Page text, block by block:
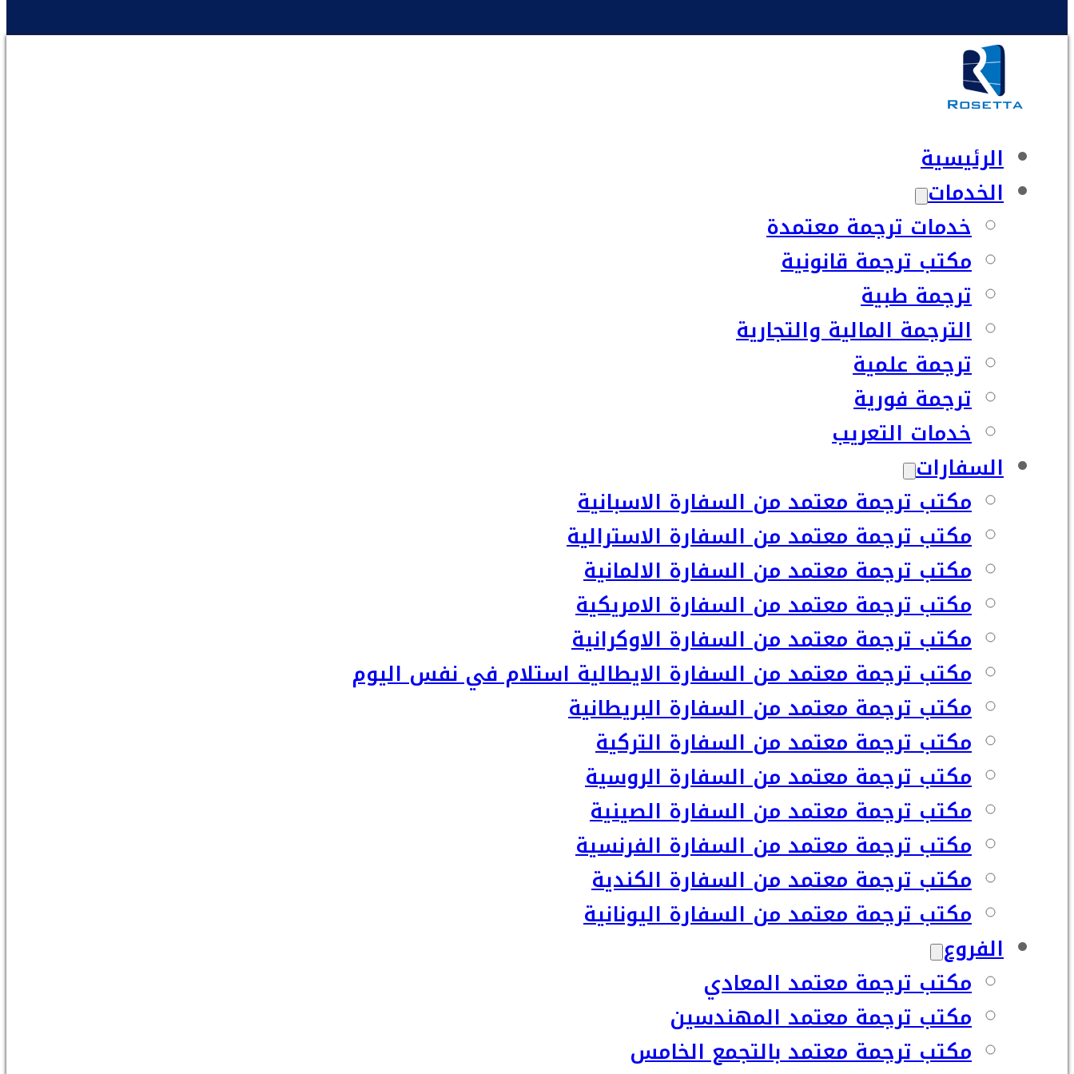
الرئيسية
الخدمات
خدمات ترجمة معتمدة
مكتب ترجمة قانونية
ترجمة طبية
الترجمة المالية والتجارية
ترجمة علمية
ترجمة فورية
خدمات التعريب
السفارات
مكتب ترجمة معتمد من السفارة الاسبانية
مكتب ترجمة معتمد من السفارة الاسترالية
مكتب ترجمة معتمد من السفارة الالمانية
مكتب ترجمة معتمد من السفارة الامريكية
مكتب ترجمة معتمد من السفارة الاوكرانية
مكتب ترجمة معتمد من السفارة الايطالية استلام في نفس اليوم
مكتب ترجمة معتمد من السفارة البريطانية
مكتب ترجمة معتمد من السفارة التركية
مكتب ترجمة معتمد من السفارة الروسية
مكتب ترجمة معتمد من السفارة الصينية
مكتب ترجمة معتمد من السفارة الفرنسية
مكتب ترجمة معتمد من السفارة الكندية
مكتب ترجمة معتمد من السفارة اليونانية
الفروع
مكتب ترجمة معتمد المعادي
مكتب ترجمة معتمد المهندسين
مكتب ترجمة معتمد بالتجمع الخامس